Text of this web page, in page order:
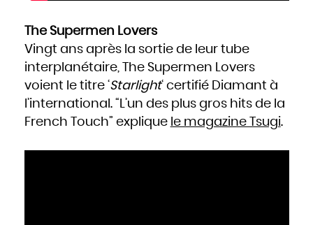
The Supermen Lovers
Vingt ans après la sortie de leur tube
interplanétaire, The Supermen Lovers
voient le titre ‘Starlight‘ certifié Diamant à
l’international. “L’un des plus gros hits de la
French Touch” explique le magazine Tsugi.